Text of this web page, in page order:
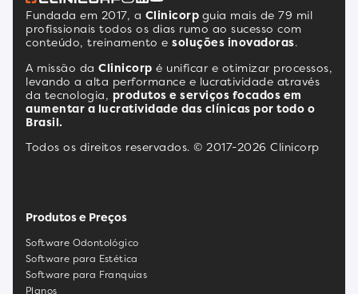
Fundada em 2017, a Clinicorp guia mais de 79 mil
profissionais todos os dias rumo ao sucesso com
conteúdo, treinamento e soluções inovadoras.
A missão da Clinicorp é unificar e otimizar processos,
levando a alta performance e lucratividade através
da tecnologia, produtos e serviços focados em
aumentar a lucratividade das clínicas por todo o
Brasil.
Todos os direitos reservados. © 2017-2026 Clinicorp
Produtos e Preços
Software Odontológico
Software para Estética
Software para Franquias
Planos